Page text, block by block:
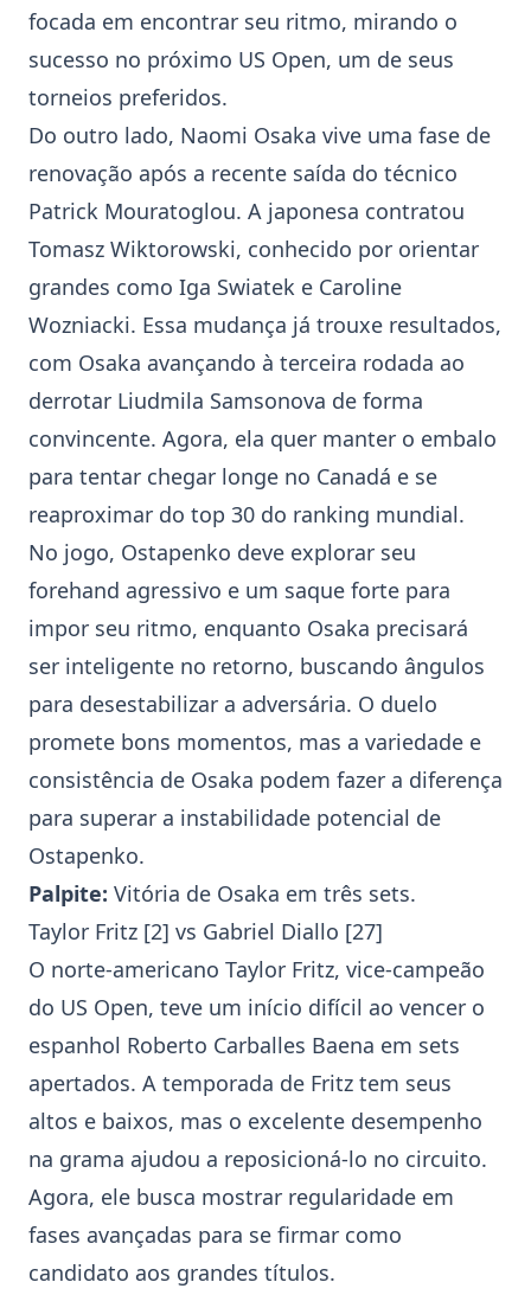
focada em encontrar seu ritmo, mirando o
sucesso no próximo US Open, um de seus
torneios preferidos.
Do outro lado, Naomi Osaka vive uma fase de
renovação após a recente saída do técnico
Patrick Mouratoglou. A japonesa contratou
Tomasz Wiktorowski, conhecido por orientar
grandes como Iga Swiatek e Caroline
Wozniacki. Essa mudança já trouxe resultados,
com Osaka avançando à terceira rodada ao
derrotar Liudmila Samsonova de forma
convincente. Agora, ela quer manter o embalo
para tentar chegar longe no Canadá e se
reaproximar do top 30 do ranking mundial.
No jogo, Ostapenko deve explorar seu
forehand agressivo e um saque forte para
impor seu ritmo, enquanto Osaka precisará
ser inteligente no retorno, buscando ângulos
para desestabilizar a adversária. O duelo
promete bons momentos, mas a variedade e
consistência de Osaka podem fazer a diferença
para superar a instabilidade potencial de
Ostapenko.
Palpite: Vitória de Osaka em três sets.
Taylor Fritz [2] vs Gabriel Diallo [27]
O norte-americano Taylor Fritz, vice-campeão
do US Open, teve um início difícil ao vencer o
espanhol Roberto Carballes Baena em sets
apertados. A temporada de Fritz tem seus
altos e baixos, mas o excelente desempenho
na grama ajudou a reposicioná-lo no circuito.
Agora, ele busca mostrar regularidade em
fases avançadas para se firmar como
candidato aos grandes títulos.